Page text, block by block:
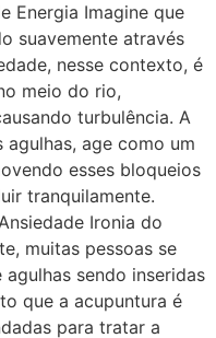
Energia Imagine que
suavemente através
nesse contexto, é
meio do rio,
turbulência. A
age como um
esses bloqueios
tranquilamente.
Ironia do
muitas pessoas se
sendo inseridas
que a acupuntura é
para tratar a